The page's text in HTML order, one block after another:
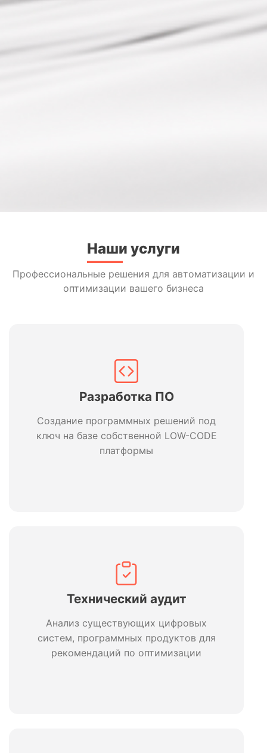
Наши услуги
Профессиональные решения для автоматизации и
оптимизации вашего бизнеса
Разработка ПО
Создание программных решений под
ключ на базе собственной LOW-CODE
платформы
Технический аудит
Анализ существующих цифровых
систем, программных продуктов для
рекомендаций по оптимизации